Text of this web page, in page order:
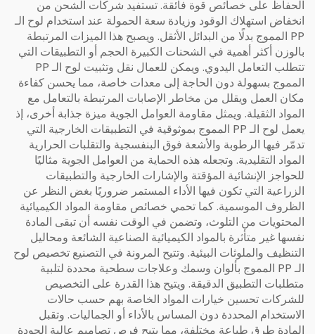
الحفاظ على خصائص قوة فائقة. تستفيد شركات الشحن من
انخفاض استهلاك الوقود وزيادة سعة الحمولة عند استخدام لوح الـ
PP المموج بدلًا من البدائل الأثقل. ويصبح هذا الميزات المرتبطة
بالوزن أكثر أهمية في الشحنات الكبيرة الحجم أو التطبيقات التي
تتطلب التعامل اليدوي. ويمكن للعمال نقل وتثبيت لوح الـ PP
المموج بسهولة دون الحاجة إلى معدات خاصة، مما يحسن كفاءة
مكان العمل ويقلل من مخاطر الإصابات المرتبطة بالتعامل مع
المواد الثقيلة. ويمثل مقاومة العوامل الجوية ميزة جذابة أخرى، إذ
يعمل لوح الـ PP المموج بموثوقية في التطبيقات الخارجية التي
تدمّر فيها الرطوبة والأشعة فوق البنفسجية والتقلبات الحرارية
المواد التقليدية. وتجعله هذه الحماية من العوامل الجوية مثاليًا
للحواجز الإنشائية المؤقتة والإشارات الخارجية والتطبيقات
الزراعية التي تكون فيها الأداء المستمر ضروريًا بغض النظر عن
الظروف الموسمية. كما تحمي خصائص مقاومة المواد الكيميائية
المحتويات من التلوث، وتضمن في الوقت نفسه أن تبقى المادة
نفسها غير متأثرة بالمواد الكيميائية الصناعية الشائعة ومحاليل
التنظيف والملوثات البيئية. وتتيح المرونة في التصنيع تخصيص لوح
الـ PP المموج بألوان وسمك وعلاجات سطحية محددة لتلبية
متطلبات التطبيق الدقيقة. ويتيح هذا القدرة على التخصيص
للشركات تحسين خيارات المواد الخاصة بهم حسب حالات
الاستخدام المحددة دون المساس بالأداء أو الجماليات. وتقبل
المادة طرق طباعة مختلفة، مما يتيح فرص تصاميم عالية الجودة